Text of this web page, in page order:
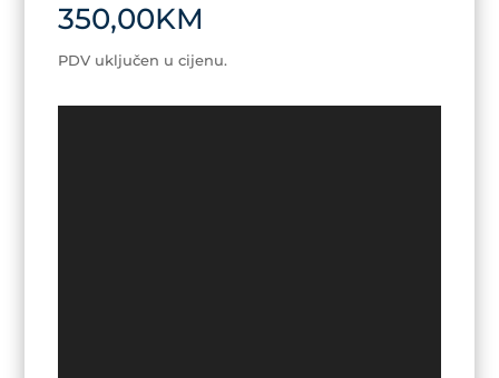
350,00KM
PDV uključen u cijenu.